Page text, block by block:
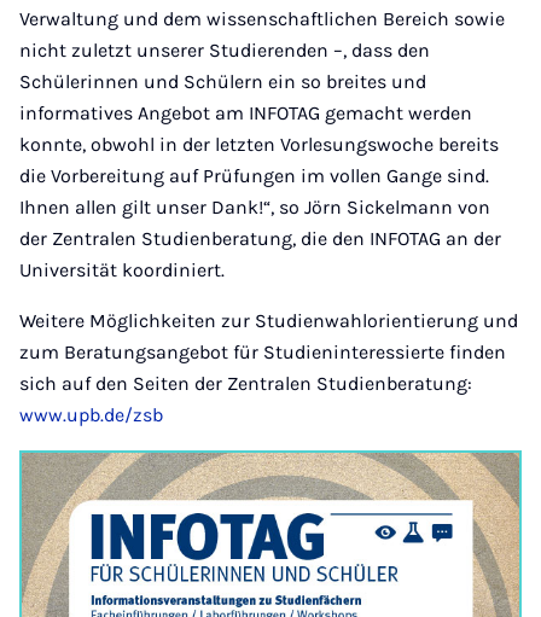
Verwaltung und dem wissenschaftlichen Bereich sowie
nicht zuletzt unserer Studierenden –, dass den
Schülerinnen und Schülern ein so breites und
informatives Angebot am INFOTAG gemacht werden
konnte, obwohl in der letzten Vorlesungswoche bereits
die Vorbereitung auf Prüfungen im vollen Gange sind.
Ihnen allen gilt unser Dank!“, so Jörn Sickelmann von
der Zentralen Studienberatung, die den INFOTAG an der
Universität koordiniert.
Weitere Möglichkeiten zur Studienwahlorientierung und
zum Beratungsangebot für Studieninteressierte finden
sich auf den Seiten der Zentralen Studienberatung:
www.upb.de/zsb